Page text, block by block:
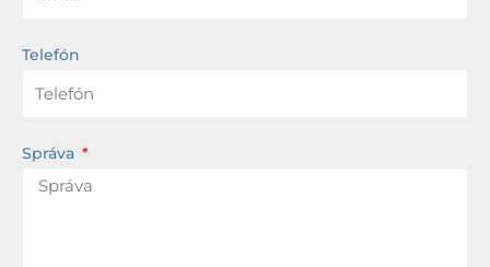
Telefón
Správa